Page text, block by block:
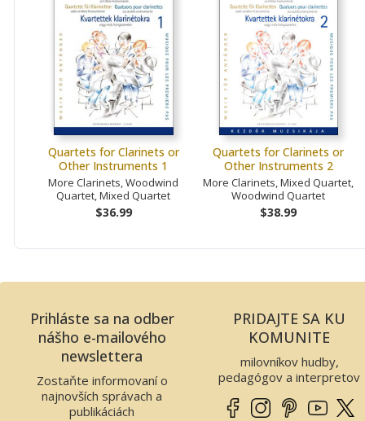
Quartets for Clarinets or
Other Instruments 1
More Clarinets, Woodwind
Quartet, Mixed Quartet
$36.99
Quartets for Clarinets or
Other Instruments 2
More Clarinets, Mixed Quartet,
Woodwind Quartet
$38.99
Prihláste sa na odber
nášho e-mailového
newslettera
Zostaňte informovaní o
najnovších správach a
publikáciách
PRIDAJTE SA KU
KOMUNITE
milovníkov hudby,
pedagógov a interpretov